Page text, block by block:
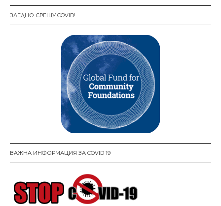
ЗАЕДНО СРЕЩУ COVID!
ВАЖНА ИНФОРМАЦИЯ ЗА COVID 19